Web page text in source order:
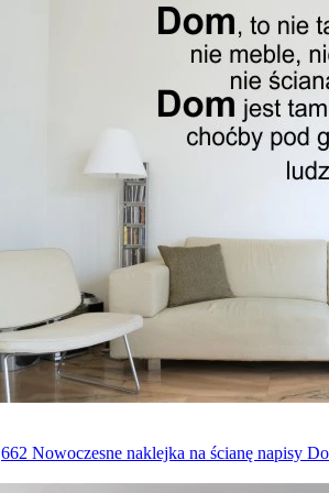
662 Nowoczesne naklejka na ścianę napisy